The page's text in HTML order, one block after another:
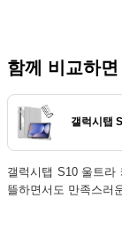
함께 비교하
갤럭시탭
갤럭시탭 S10 울트라
뜰하면서도 만족스러